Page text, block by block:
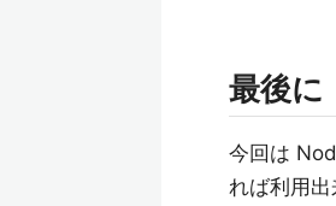
最後に
今回は
れば利用出